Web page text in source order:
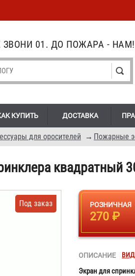
01. ДО ПОЖАРА - НАМ!
КУПИТЬ ДОСТАВКА
для оросителей → Пожарные
квадратный
Под заказ РОЗНИЧНАЯ
270 ₽
ОПИСАНИЕ
Экран для